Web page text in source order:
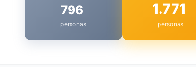
796
personas
1.771
personas